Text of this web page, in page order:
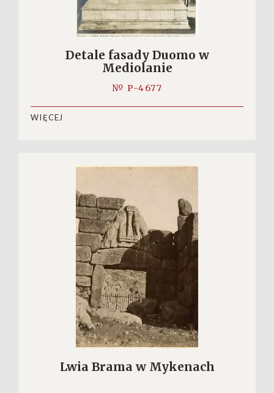
Detale fasady Duomo w
Mediolanie
№ P-4677
WIĘCEJ
Lwia Brama w Mykenach